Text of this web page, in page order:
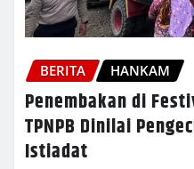
BERITA HANKAM
Penembakan di
TPNPB Dinilai
Istiadat